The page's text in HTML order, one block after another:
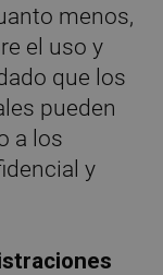
menos,
el uso y
que los
pueden
a los
y